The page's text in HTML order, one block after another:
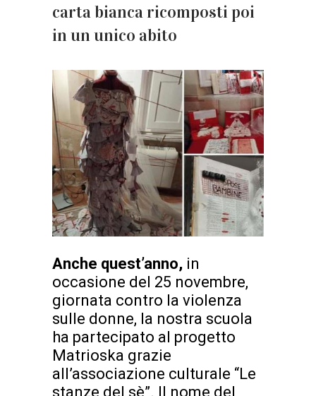
carta bianca ricomposti poi
in un unico abito
Anche quest’anno, in
occasione del 25 novembre,
giornata contro la violenza
sulle donne, la nostra scuola
ha partecipato al progetto
Matrioska grazie
all’associazione culturale “Le
stanze del sè”. Il nome del